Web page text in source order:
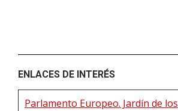
ENLACES DE INTERÉS
Parlamento Europeo. Jardín de los